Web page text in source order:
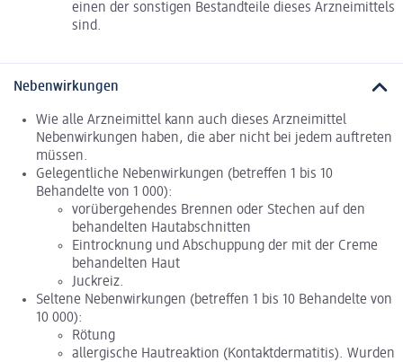
einen der sonstigen Bestandteile dieses Arzneimittels
sind.
Nebenwirkungen
Wie alle Arzneimittel kann auch dieses Arzneimittel
Nebenwirkungen haben, die aber nicht bei jedem auftreten
müssen.
Gelegentliche Nebenwirkungen (betreffen 1 bis 10
Behandelte von 1 000):
vorübergehendes Brennen oder Stechen auf den
behandelten Hautabschnitten
Eintrocknung und Abschuppung der mit der Creme
behandelten Haut
Juckreiz.
Seltene Nebenwirkungen (betreffen 1 bis 10 Behandelte von
10 000):
Rötung
allergische Hautreaktion (Kontaktdermatitis). Wurden